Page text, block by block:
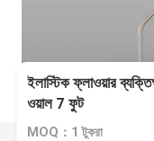
ইলাস্টিক ফ্লাওয়ার
ওয়াল 7 ফুট
MOQ：1 টুকরা